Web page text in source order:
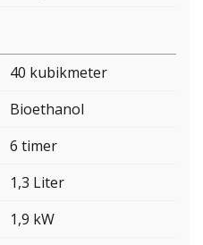
40 kubikmeter
Bioethanol
6 timer
1,3 Liter
1,9 kW